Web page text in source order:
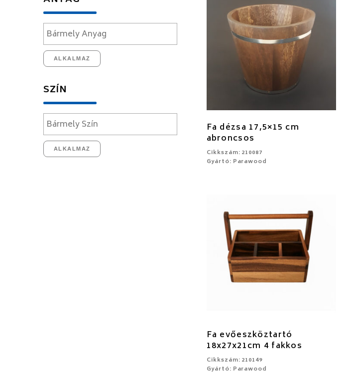
ALKALMAZ
SZÍN
ALKALMAZ
Fa dézsa 17,5×15 cm
abroncsos
Cikkszám: 210087
Gyártó: Parawood
Fa evőeszköztartó
18x27x21cm 4 fakkos
Cikkszám: 210149
Gyártó: Parawood